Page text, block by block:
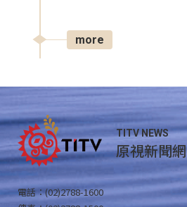
more
TITV NEWS
原視新聞網
電話：(02)2788-1600